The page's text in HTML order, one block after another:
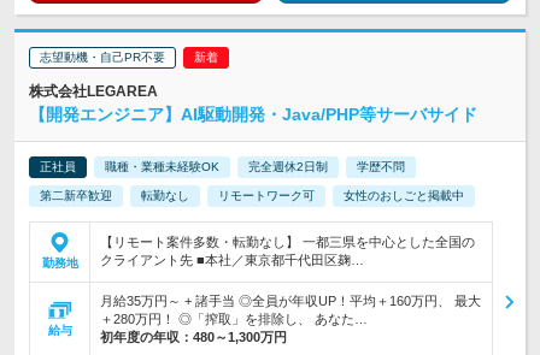
志望動機・自己PR不要
株式会社LEGAREA
【開発エンジニア】AI駆動開発・Java/PHP等サーバサイド
正社員 職種・業種未経験OK 完全週休2日制 学歴不問
第二新卒歓迎 転勤なし リモートワーク可 女性のおしごと掲載中
勤務地
【リモート案件多数・転勤なし】 一都三県を中心とした全国の
クライアント先 ■本社／東京都千代田区麹…
給与
月給35万円～ + 諸手当 ◎全員が年収UP！平均＋160万円、 最大
＋280万円！ ◎「搾取」を排除し、 あなた…
初年度の年収： 480～1,300万円